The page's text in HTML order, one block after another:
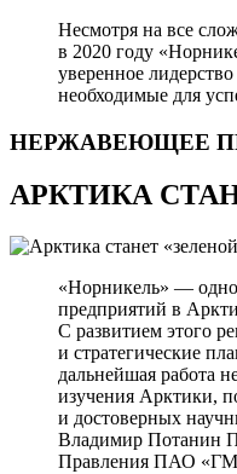
Несмотря на все
в 2020 году
уверенное
необходимые для
НЕРЖАВЕЮЩЕЕ
АРКТИКА
«Норникель» —
предприятий в
С развитием этого
и стратегические
дальнейшая работа
изучения Арктики,
и достоверных
Владимир Потанин
Правления ПАО